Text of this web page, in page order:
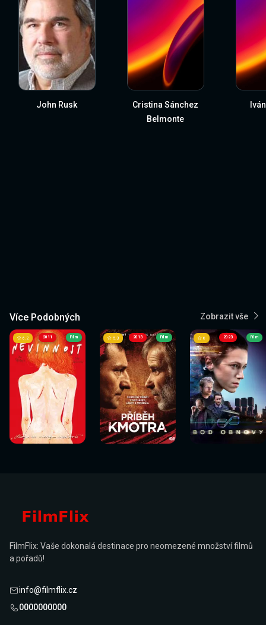
John Rusk
Cristina Sánchez
Belmonte
Více Podobných Zobrazit vše
2011
Sledovat
nyní
6.2 Film
Sledovat
nyní
2013
Sledovat
nyní
5.3 Film
Sledovat
nyní
2023
Sledovat
nyní
6 Film
Sledovat
nyní
FilmFlix: Vaše dokonalá destinace pro neomezené množství filmů
a pořadů!
info@filmflix.cz
0000000000